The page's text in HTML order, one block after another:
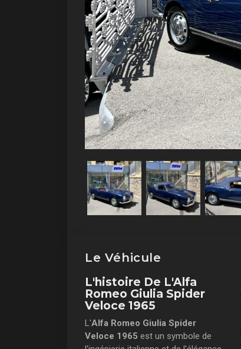
Précédent
Le Véhicule
L'histoire De L'Alfa
Romeo Giulia Spider
Veloce 1965
L'Alfa Romeo Giulia Spider
Veloce 1965 est un symbole de